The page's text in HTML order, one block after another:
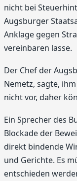
nicht bei
Augsburger
Anklage gegen
vereinbaren lasse.
Der Chef der
Nemetz, sagte,
nicht vor, daher
Ein Sprecher des
Blockade der
direkt bindende
und Gerichte. Es
entschieden